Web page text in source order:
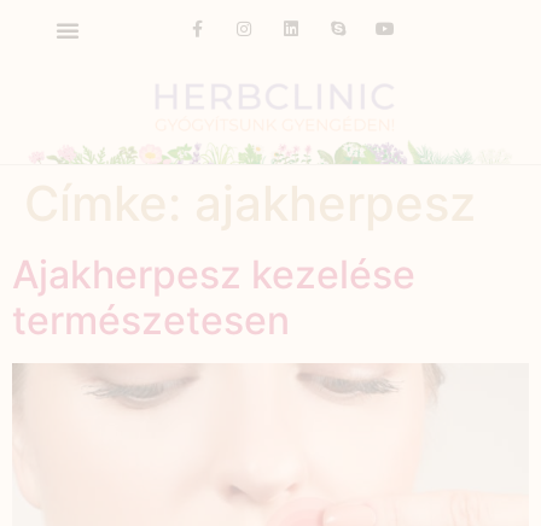
Ajakherpesz kezelése
természetesen